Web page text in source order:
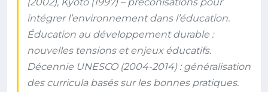
intégrer l’environnement dans l’éducation.
Éducation au développement durable :
nouvelles tensions et enjeux éducatifs.
Décennie UNESCO (2004-2014) : généralisation
des curricula basés sur les bonnes pratiques.